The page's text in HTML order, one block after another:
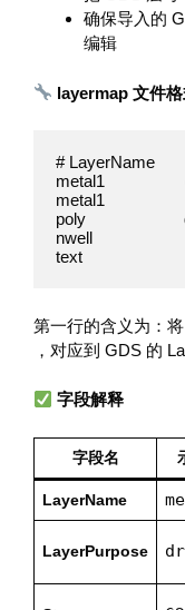
确保导入的
编辑
layermap 文件格
# LayerName
metal1
metal1
poly
nwell
text
第一行的含义为：
，对应到 GDS 的
字段解释
字段名
LayerName
LayerPurpose